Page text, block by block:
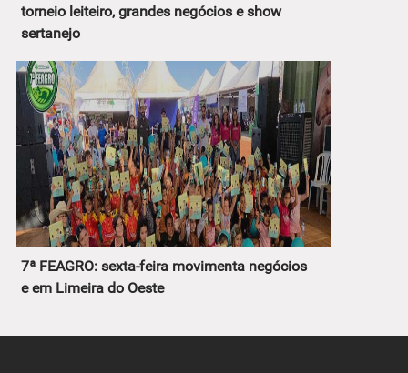
torneio leiteiro, grandes negócios e show
sertanejo
7ª FEAGRO: sexta-feira movimenta negócios
e em Limeira do Oeste